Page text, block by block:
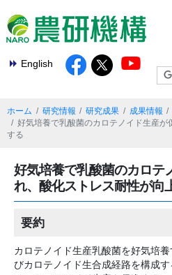
English
ホーム 研究情報 研究成果 成果情報
好気培養で乳酸菌のカロテノイド生産が
する
好気培養で乳酸菌のカロテ
れ、酸化ストレス耐性が向
要約
カロテノイド生産乳酸菌を好気培
びカロテノイド生合成経路を構成